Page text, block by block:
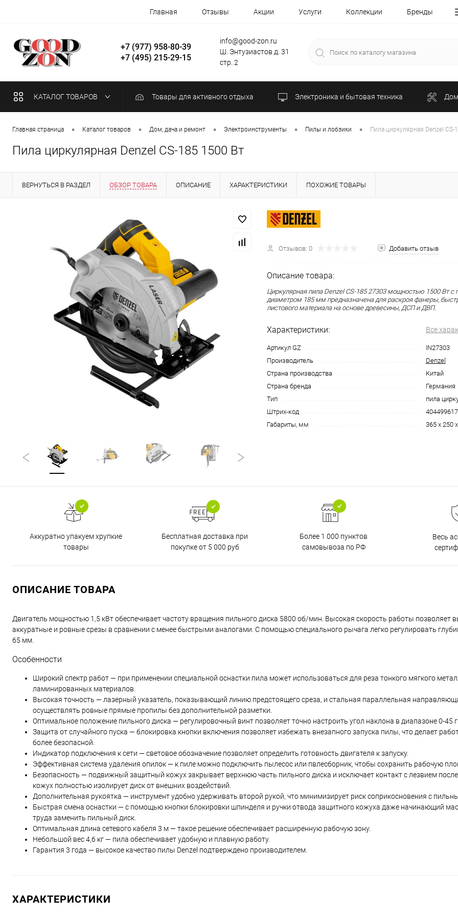
Главная Отзывы Акции Услуги Коллекции Бренды
+7 (977) 958-80-39
+7 (495) 215-29-15
info@good-zon.ru
Ш. Энтузиастов д. 31
стр. 2
КАТАЛОГ ТОВАРОВ Товары для активного отдыха Электроника и бытовая техника
Главная страница • Каталог товаров • Дом, дача и ремонт • Электроинструменты • Пилы и лобзики • Пила циркулярная Denzel CS-
Пила циркулярная Denzel CS-185 1500 Вт
ВЕРНУТЬСЯ В РАЗДЕЛ ОБЗОР ТОВАРА ОПИСАНИЕ ХАРАКТЕРИСТИКИ ПОХОЖИЕ ТОВАРЫ
Отзывов: 0 Добавить отзыв
Описание товара:
Циркулярная пила Denzel CS-185 27303 мощностью 1500 Вт
диаметром 185 мм предназначена для раскроя фанеры,
листового материала на основе древесины, ДСП и ДВП.
Характеристики: Все
Артикул GZ
IN27303
Производитель
Denzel
Страна производства
Китай
Страна бренда
Германия
Тип
пила
Штрих-код
Габариты, мм
365 x 250
Аккуратно упакуем хрупкие
товары
Бесплатная доставка при
покупке от 5 000 руб
Более 1 000 пунктов
самовывоза по РФ
Весь
ОПИСАНИЕ ТОВАРА
Двигатель мощностью 1,5 кВт обеспечивает частоту вращения пильного диска 5800 об/мин. Высокая скорость работы позволяет
аккуратные и ровные срезы в сравнении с менее быстрыми аналогами. С помощью специального рычага легко регулировать
65 мм.
Особенности
Широкий спектр работ — при применении специальной оснастки пила может использоваться для реза тонкого мягкого
ламинированных материалов.
Высокая точность — лазерный указатель, показывающий линию предстоящего среза, и стальная параллельная
осуществлять ровные прямые пропилы без дополнительной разметки.
Оптимальное положение пильного диска — регулировочный винт позволяет точно настроить угол наклона в диапазоне 0-45
Защита от случайного пуска — блокировка кнопки включения позволяет избежать внезапного запуска пилы, что делает
более безопасной.
Индикатор подключения к сети — световое обозначение позволяет определить готовность двигателя к запуску.
Эффективная система удаления опилок — к пиле можно подключить пылесос или пвлесборник, чтобы сохранить рабочую
Безопасность — подвижный защитный кожух закрывает верхнюю часть пильного диска и исключает контакт с лезвием
кожух полностью изолирует диск от внешних воздействий.
Дополнительная рукоятка — инструмент удобно удерживать второй рукой, что минимизирует риск соприкосновения с
Быстрая смена оснастки — с помощью кнопки блокировки шпинделя и ручки отвода защитного кожуха даже начинающий
труда заменить пильный диск.
Оптимальная длина сетевого кабеля 3 м — такое решение обеспечивает расширенную рабочую зону.
Небольшой вес 4,6 кг — пила обеспечивает удобную и плавную работу.
Гарантия 3 года — высокое качество пилы Denzel подтверждено производителем.
ХАРАКТЕРИСТИКИ